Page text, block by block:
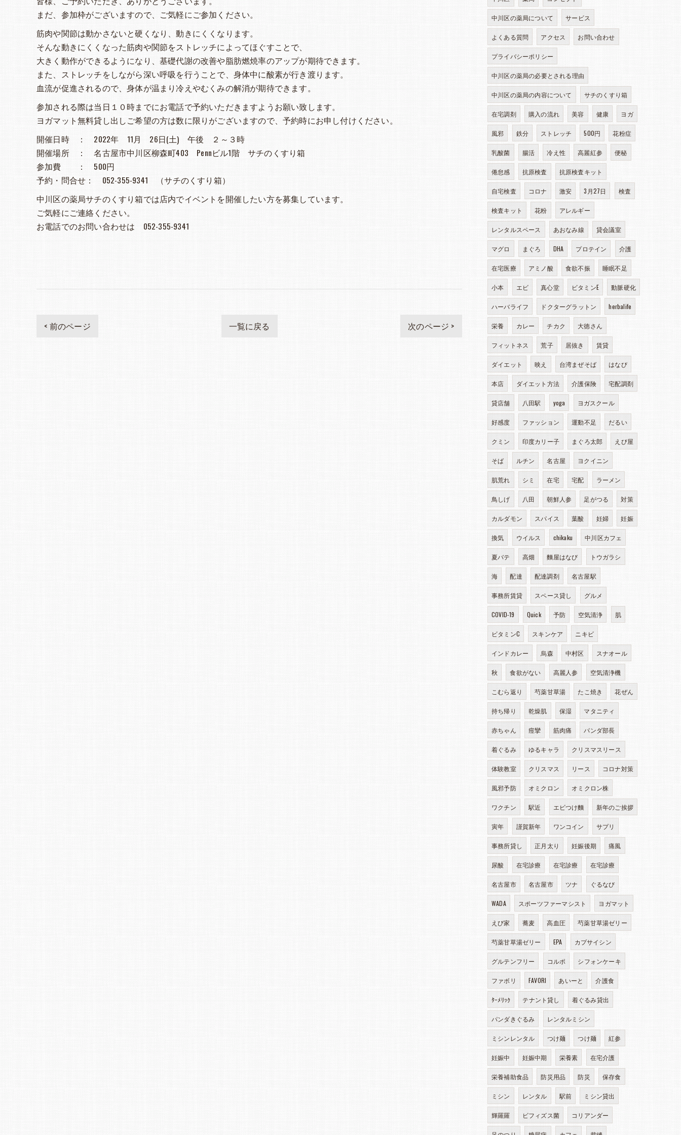
まだ、参加枠がございますので、ご気軽にご参加ください。
筋肉や関節は動かさないと硬くなり、動きにくくなります。
そんな動きにくくなった筋肉や関節をストレッチによってほぐすことで、
大きく動作ができるようになり、基礎代謝の改善や脂肪燃焼率のアップが期待できます。
また、ストレッチをしながら深い呼吸を行うことで、身体中に酸素が行き渡ります。
血流が促進されるので、身体が温まり冷えやむくみの解消が期待できます。
参加される際は当日１０時までにお電話で予約いただきますようお願い致します。
ヨガマット無料貸し出しご希望の方は数に限りがございますので、予約時にお申し付けください。
開催日時 ： 2022年 11月 26日(土) 午後 ２～３時
開催場所 ： 名古屋市中川区柳森町403 Pennビル1階 サチのくすり箱
参加費 ： 500円
予約・問合せ： 052-355-9341 （サチのくすり箱）
中川区の薬局サチのくすり箱では店内でイベントを開催したい方を募集しています。
ご気軽にご連絡ください。
お電話でのお問い合わせは 052-355-9341
< 前のページ 一覧に戻る 次のページ >
中川区の薬局について サービス
よくある質問 アクセス お問い合わせ
プライバシーポリシー
中川区の薬局の必要とされる理由
中川区の薬局の内容について サチのくすり箱
在宅調剤 購入の流れ 美容 健康 ヨガ
風邪 鉄分 ストレッチ 500円 花粉症
乳酸菌 腸活 冷え性 高麗紅参 便秘
倦怠感 抗原検査 抗原検査キット
自宅検査 コロナ 激安 3月27日 検査
検査キット 花粉 アレルギー
レンタルスペース あおなみ線 貸会議室
マグロ まぐろ DHA プロテイン 介護
在宅医療 アミノ酸 食欲不振 睡眠不足
小本 エビ 真心堂 ビタミンE 動脈硬化
ハーバライフ ドクターグラットン herbalife
栄養 カレー チカク 大徳さん
フィットネス 荒子 居抜き 賃貸
ダイエット 映え 台湾まぜそば はなび
本店 ダイエット方法 介護保険 宅配調剤
貸店舗 八田駅 yoga ヨガスクール
好感度 ファッション 運動不足 だるい
クミン 印度カリー子 まぐろ太郎 えび屋
そば ルチン 名古屋 ヨクイニン
肌荒れ シミ 在宅 宅配 ラーメン
鳥しげ 八田 朝鮮人参 足がつる 対策
カルダモン スパイス 葉酸 妊婦 妊娠
換気 ウイルス chikaku 中川区カフェ
夏バテ 高畑 麵屋はなび トウガラシ
海 配達 配達調剤 名古屋駅
事務所賃貸 スペース貸し グルメ
COVID-19 Quick 予防 空気清浄 肌
ビタミンC スキンケア ニキビ
インドカレー 烏森 中村区 スナオール
秋 食欲がない 高麗人参 空気清浄機
こむら返り 芍薬甘草湯 たこ焼き 花ぜん
持ち帰り 乾燥肌 保湿 マタニティ
赤ちゃん 痙攣 筋肉痛 パンダ部長
着ぐるみ ゆるキャラ クリスマスリース
体験教室 クリスマス リース コロナ対策
風邪予防 オミクロン オミクロン株
ワクチン 駅近 エビつけ麵 新年のご挨拶
寅年 謹賀新年 ワンコイン サプリ
事務所貸し 正月太り 妊娠後期 痛風
尿酸 在宅診療 在宅診療 在宅診療
名古屋市 名古屋市 ツナ ぐるなび
WADA スポーツファーマシスト ヨガマット
えび家 蕎麦 高血圧 芍薬甘草湯ゼリー
芍薬甘草湯ゼリー EPA カプサイシン
グルテンフリー コルポ シフォンケーキ
ファボリ FAVORI あいーと 介護食
ﾀｰﾒﾘｯｸ テナント貸し 着ぐるみ貸出
パンダきぐるみ レンタルミシン
ミシンレンタル つけ麺 つけ麺 紅参
妊娠中 妊娠中期 栄養素 在宅介護
栄養補助食品 防災用品 防災 保存食
ミシン レンタル 駅前 ミシン貸出
輝羅羅 ビフィズス菌 コリアンダー